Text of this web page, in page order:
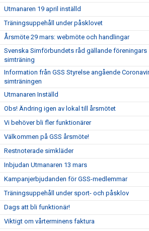
Utmanaren 19 april inställd
Träningsuppehåll under påsklovet
Årsmöte 29 mars: webmöte och handlingar
Svenska Simförbundets råd gällande föreningars
simträning
Information från GSS Styrelse angående
simträningen
Utmanaren Inställd
Obs! Ändring igen av lokal till årsmötet
Vi behöver bli fler funktionärer
Välkommen på GSS årsmöte!
Restnoterade simkläder
Inbjudan Utmanaren 13 mars
Kampanjerbjudanden för GSS-medlemmar
Träningsuppehåll under sport- och påsklov
Dags att bli funktionär!
Viktigt om vårterminens faktura